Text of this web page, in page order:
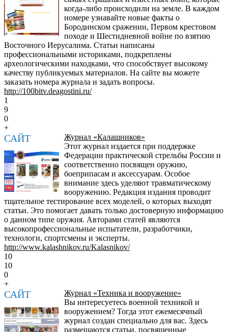
когда-либо происходили на земле. В каждом
номере узнавайте новые факты о
Бородинском сражении, Первом крестовом
походе и Шестидневной войне по взятию
Восточного Иерусалима. Статьи написаны
профессиональными историками, подкреплены
археологическими находками, что способствует высокому
качеству публикуемых материалов. На сайте вы можете
заказать номера журнала и задать вопросы.
http://100bitv.deagostini.ru/
1
9
0
+
САЙТ
Журнал «Калашников»
Этот журнал издается при поддержке
Федерации практической стрельбы России и
соответственно посвящен оружию,
боеприпасам и аксессуарам. Особое
внимание здесь уделяют травматическому
вооружению. Редакция издания проводит
тщательное тестирование всех моделей, о которых выходят
статьи. Это помогает давать только достоверную информацию
о данном типе оружия. Авторами статей являются
высокопрофессиональные испытатели, разработчики,
технологи, спортсмены и эксперты.
http://www.kalashnikov.ru/Kalasnikov/
10
10
0
+
САЙТ
Журнал «Техника и вооружение»
Вы интересуетесь военной техникой и
вооружением? Тогда этот ежемесячный
журнал создан специально для вас. Здесь
размещаются статьи, посвященные